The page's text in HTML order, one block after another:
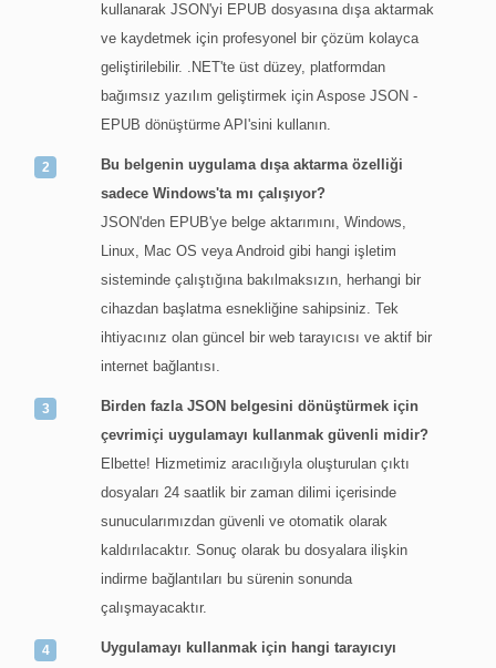
kullanarak JSON'yi EPUB dosyasına dışa aktarmak
ve kaydetmek için profesyonel bir çözüm kolayca
geliştirilebilir. .NET'te üst düzey, platformdan
bağımsız yazılım geliştirmek için Aspose JSON -
EPUB dönüştürme API'sini kullanın.
Bu belgenin uygulama dışa aktarma özelliği
sadece Windows'ta mı çalışıyor?
JSON'den EPUB'ye belge aktarımını, Windows,
Linux, Mac OS veya Android gibi hangi işletim
sisteminde çalıştığına bakılmaksızın, herhangi bir
cihazdan başlatma esnekliğine sahipsiniz. Tek
ihtiyacınız olan güncel bir web tarayıcısı ve aktif bir
internet bağlantısı.
Birden fazla JSON belgesini dönüştürmek için
çevrimiçi uygulamayı kullanmak güvenli midir?
Elbette! Hizmetimiz aracılığıyla oluşturulan çıktı
dosyaları 24 saatlik bir zaman dilimi içerisinde
sunucularımızdan güvenli ve otomatik olarak
kaldırılacaktır. Sonuç olarak bu dosyalara ilişkin
indirme bağlantıları bu sürenin sonunda
çalışmayacaktır.
Uygulamayı kullanmak için hangi tarayıcıyı